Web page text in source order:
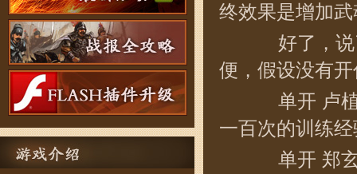
终效果是增加
好了，说
便，假设没有
单开 卢植
一百次的训练
单开 郑玄